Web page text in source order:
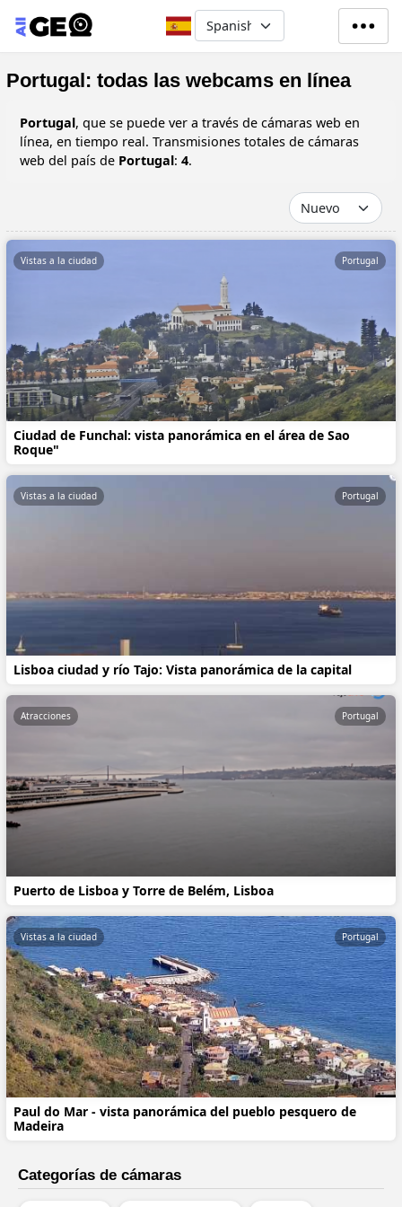
Pasar al contenido principal
Select your language
Portugal: todas las webcams en línea
Portugal, que se puede ver a través de cámaras web en
línea, en tiempo real. Transmisiones totales de cámaras
web del país de Portugal: 4.
Ciudad de Funchal: vista panorámica en el área de Sao
Roque"
Vistas a la ciudad Portugal
Lisboa ciudad y río Tajo: Vista panorámica de la capital
Vistas a la ciudad Portugal
Puerto de Lisboa y Torre de Belém, Lisboa
Atracciones Portugal
Paul do Mar - vista panorámica del pueblo pesquero de
Madeira
Vistas a la ciudad Portugal
Categorías de cámaras